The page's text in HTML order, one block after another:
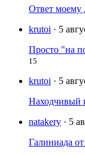
Ответ моему
krutoi · 5
Просто "на
15
krutoi · 5
Находчивый
natakery · 5
Галиниада